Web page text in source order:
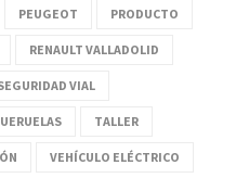
PEUGEOT PRODUCTO
RENAULT VALLADOLID
VIAL
TALLER
VEHÍCULO ELÉCTRICO